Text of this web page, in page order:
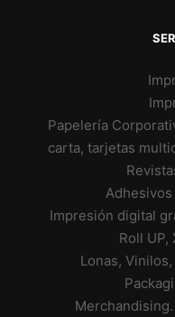
Papelería
carta, tarjetas
Impresión digital
Roll UP,
Lonas,